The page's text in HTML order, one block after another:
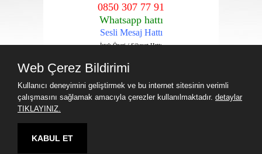
0850 307 77 91
Whatsapp hattı
Sesli Mesaj Hattı
İstek,Öneri / Şikayet Hattı
Web Çerez Bildirimi
Kullanıcı deneyimini geliştirmek ve bu internet sitesinin verimli
çalışmasını sağlamak amacıyla çerezler kullanılmaktadır. detaylar
TIKLAYINIZ.
KABUL ET